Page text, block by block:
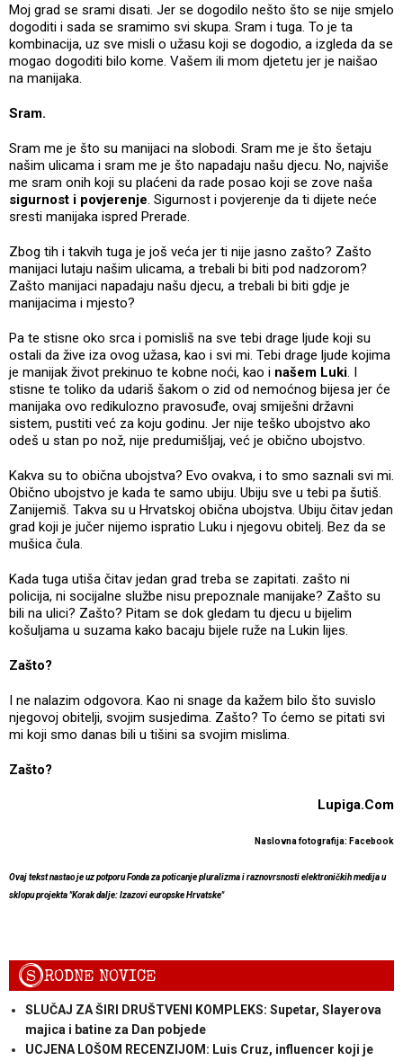
Moj grad se srami disati. Jer se dogodilo nešto što se nije smjelo
dogoditi i sada se sramimo svi skupa. Sram i tuga. To je ta
kombinacija, uz sve misli o užasu koji se dogodio, a izgleda da se
mogao dogoditi bilo kome. Vašem ili mom djetetu jer je naišao
na manijaka.
Sram.
Sram me je što su manijaci na slobodi. Sram me je što šetaju
našim ulicama i sram me je što napadaju našu djecu. No, najviše
me sram onih koji su plaćeni da rade posao koji se zove naša
sigurnost i povjerenje. Sigurnost i povjerenje da ti dijete neće
sresti manijaka ispred Prerade.
Zbog tih i takvih tuga je još veća jer ti nije jasno zašto? Zašto
manijaci lutaju našim ulicama, a trebali bi biti pod nadzorom?
Zašto manijaci napadaju našu djecu, a trebali bi biti gdje je
manijacima i mjesto?
Pa te stisne oko srca i pomisliš na sve tebi drage ljude koji su
ostali da žive iza ovog užasa, kao i svi mi. Tebi drage ljude kojima
je manijak život prekinuo te kobne noći, kao i našem Luki. I
stisne te toliko da udariš šakom o zid od nemoćnog bijesa jer će
manijaka ovo redikulozno pravosuđe, ovaj smiješni državni
sistem, pustiti već za koju godinu. Jer nije teško ubojstvo ako
odeš u stan po nož, nije predumišljaj, već je obično ubojstvo.
Kakva su to obična ubojstva? Evo ovakva, i to smo saznali svi mi.
Obično ubojstvo je kada te samo ubiju. Ubiju sve u tebi pa šutiš.
Zanijemiš. Takva su u Hrvatskoj obična ubojstva. Ubiju čitav jedan
grad koji je jučer nijemo ispratio Luku i njegovu obitelj. Bez da se
mušica čula.
Kada tuga utiša čitav jedan grad treba se zapitati. zašto ni
policija, ni socijalne službe nisu prepoznale manijake? Zašto su
bili na ulici? Zašto? Pitam se dok gledam tu djecu u bijelim
košuljama u suzama kako bacaju bijele ruže na Lukin lijes.
Zašto?
I ne nalazim odgovora. Kao ni snage da kažem bilo što suvislo
njegovoj obitelji, svojim susjedima. Zašto? To ćemo se pitati svi
mi koji smo danas bili u tišini sa svojim mislima.
Zašto?
Lupiga.Com
Naslovna fotografija: Facebook
Ovaj tekst nastao je uz potporu Fonda za poticanje pluralizma i raznovrsnosti elektroničkih medija u
sklopu projekta "Korak dalje: Izazovi europske Hrvatske"
SRODNE NOVICE
SLUČAJ ZA ŠIRI DRUŠTVENI KOMPLEKS: Supetar, Slayerova
majica i batine za Dan pobjede
UCJENA LOŠOM RECENZIJOM: Luis Cruz, influencer koji je